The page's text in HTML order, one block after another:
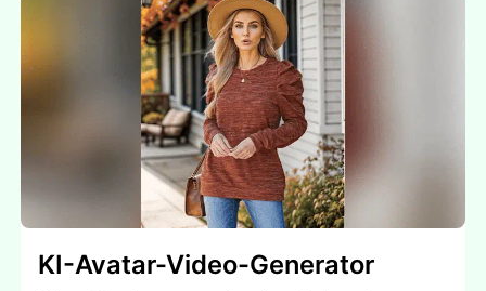
KI-Avatar-Video-Generator